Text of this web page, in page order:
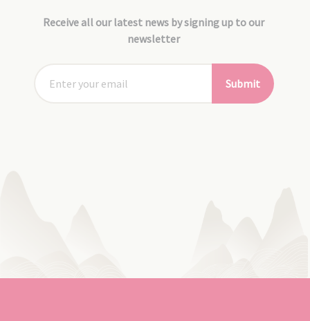
Receive all our latest news by signing up to our
newsletter
Submit